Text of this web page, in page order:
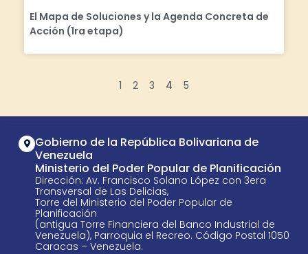
El Mapa de Soluciones y la Agenda Concreta de
Acción (1ra etapa)
1 2 3 4 5
Gobierno de la República Bolivariana de
Venezuela
Ministerio del Poder Popular de Planificación
Dirección: Av. Francisco Solano López con 3era
Transversal de Las Delicias,
Torre del Ministerio del Poder Popular de
Planificación
(antigua Torre Financiera del Banco Industrial de
Venezuela), Parroquia el Recreo. Código Postal 1050
Caracas – Venezuela.